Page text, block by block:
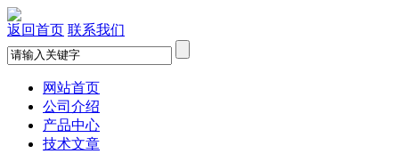
返回首页 联系我们
网站首页
公司介绍
产品中心
技术文章